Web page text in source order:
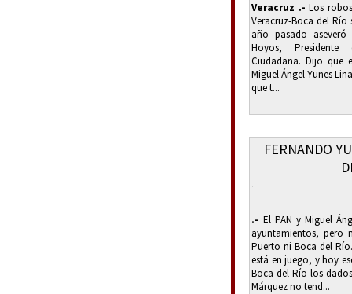
Veracruz .- Los
Veracruz-Boca del
año pasado aseveró
Hoyos,
Ciudadana. Dijo que
Miguel Ángel Yunes
que t...
FERNANDO
.- El PAN y Miguel
ayuntamientos, pero
Puerto ni Boca del
está en juego, y hoy
Boca del Río los
Márquez no tend...